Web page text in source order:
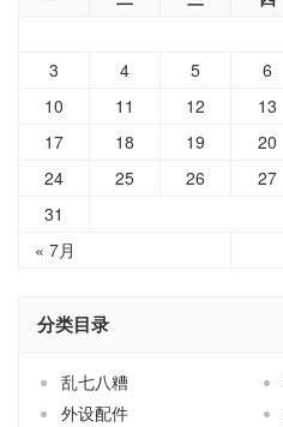
« 7月
3
4 5 6
10
11 12 13
17
18 19 20
24
25 26 27
31
分类目录
乱七八糟
外设配件